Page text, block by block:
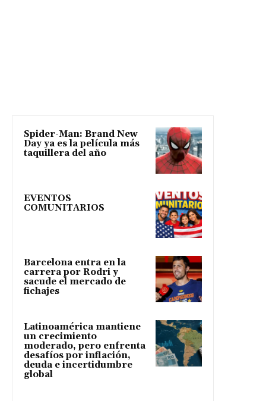
Spider-Man: Brand New
Day ya es la película más
taquillera del año
EVENTOS
COMUNITARIOS
Barcelona entra en la
carrera por Rodri y
sacude el mercado de
fichajes
Latinoamérica mantiene
un crecimiento
moderado, pero enfrenta
desafíos por inflación,
deuda e incertidumbre
global